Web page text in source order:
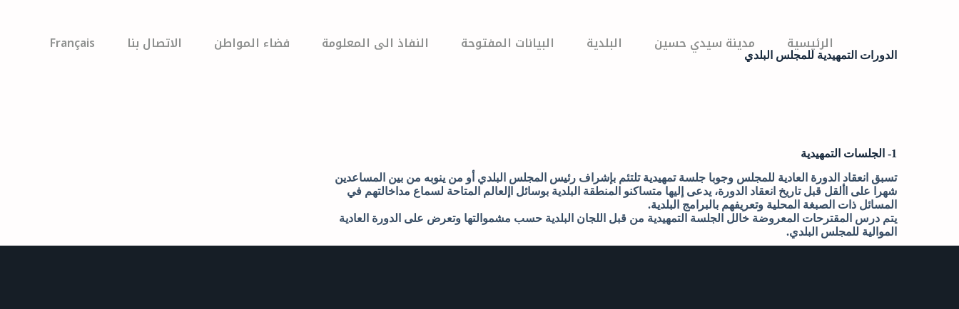
الرئيسية مدينة سيدي حسين البلدية البيانات المفتوحة النفاذ الى المعلومة فضاء المواطن الاتصال بنا Français
الدورات التمهيدية للمجلس البلدي
1- الجلسات التمهيدية
تسبق انعقاد الدورة العادية للمجلس وجوبا جلسة تمهيدية تلتئم بإشراف رئيس المجلس البلدي أو من ينوبه من بين المساعدين
شهرا على األقل قبل تاريخ انعقاد الدورة، يدعى إليها متساكنو المنطقة البلدية بوسائل اإلعالم المتاحة لسماع مداخالتهم في
المسائل ذات الصبغة المحلية وتعريفهم بالبرامج البلدية.
يتم درس المقترحات المعروضة خالل الجلسة التمهيدية من قبل اللجان البلدية حسب مشموالتها وتعرض على الدورة العادية
الموالية للمجلس البلدي.